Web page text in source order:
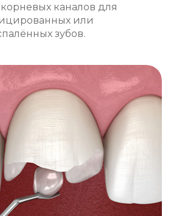
каналов для
или
зубов.